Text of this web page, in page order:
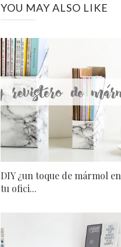
YOU MAY ALSO LIKE
DIY ¿un toque de mármol en
tu ofici...